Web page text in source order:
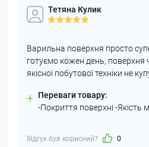
Тетяна Кулик
Варильна поверхня просто
готуємо кожен день, поверхня
якісної побутової техніки не
+ Переваги товару:
-Покриття поверхні -Якість
Відгук був корисний? 0